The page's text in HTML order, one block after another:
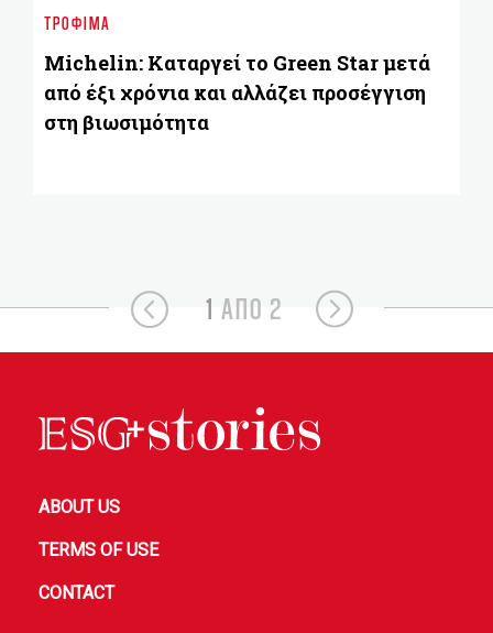
ΤΡΌΦΙΜΑ
Michelin: Καταργεί το Green Star μετά
από έξι χρόνια και αλλάζει προσέγγιση
στη βιωσιμότητα
1 ΑΠΟ 2
ABOUT US
TERMS OF USE
CONTACT